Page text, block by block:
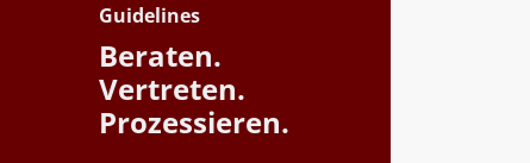
Guidelines
Beraten.
Vertreten.
Prozessieren.